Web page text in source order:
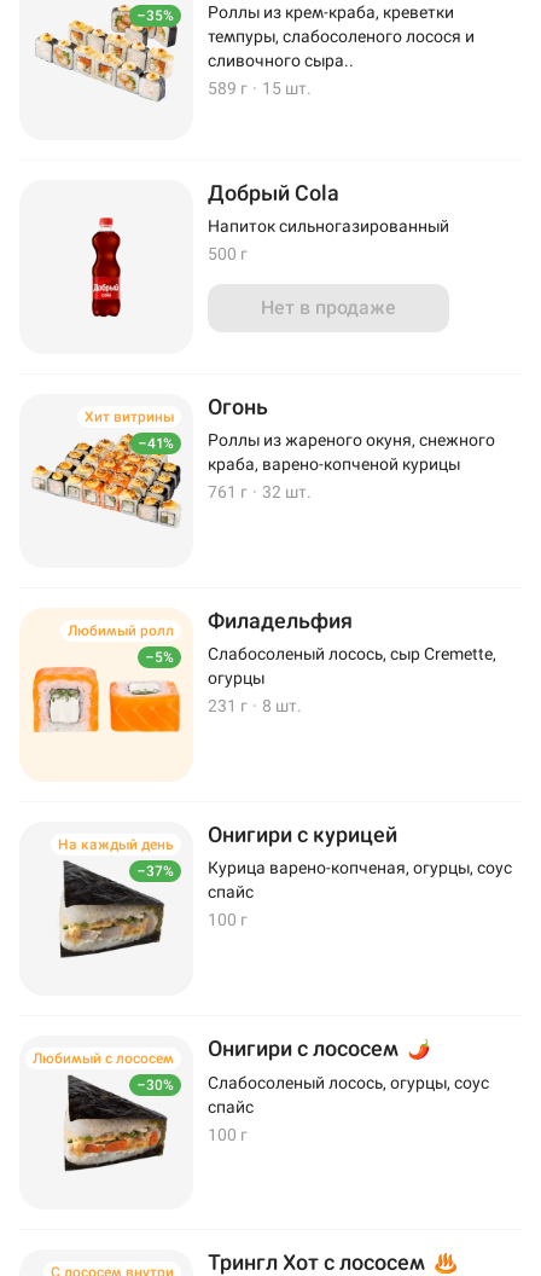
–35%
Роллы из крем-краба, креветки
темпуры, слабосоленого лосося и
сливочного сыра..
589 г · 15 шт.
Добрый Cola
Напиток сильногазированный
500 г
Нет в продаже
–41%
Хит витрины Огонь
Роллы из жареного окуня, снежного
краба, варено-копченой курицы
761 г · 32 шт.
–5%
Любимый ролл Филадельфия
Слабосоленый лосось, сыр Cremette,
огурцы
231 г · 8 шт.
–37%
На каждый день Онигири с курицей
Курица варено-копченая, огурцы, соус
спайс
100 г
–30%
Любимый с лососем Онигири с лососем
Слабосоленый лосось, огурцы, соус
спайс
100 г
С лососем внутри Трингл Хот с лососем